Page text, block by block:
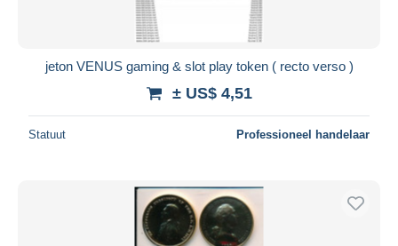
jeton VENUS gaming & slot play token ( recto verso )
± US$ 4,51
Statuut Professioneel handelaar